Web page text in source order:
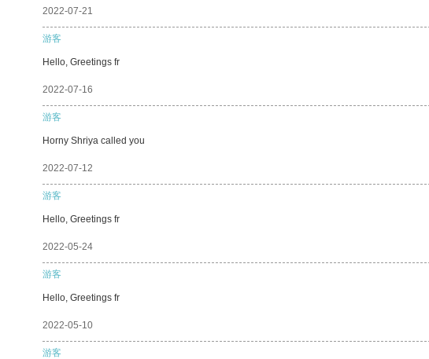
2022-07-21
游客
Hello, Greetings fr
2022-07-16
游客
Horny Shriya called you
2022-07-12
游客
Hello, Greetings fr
2022-05-24
游客
Hello, Greetings fr
2022-05-10
游客